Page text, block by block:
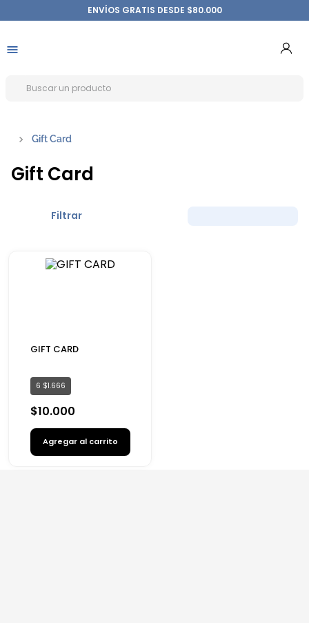
ENVÍOS GRATIS DESDE $80.000
Gift Card
Gift Card
Filtrar
GIFT CARD
6 $1.666
$10.000
Agregar al carrito